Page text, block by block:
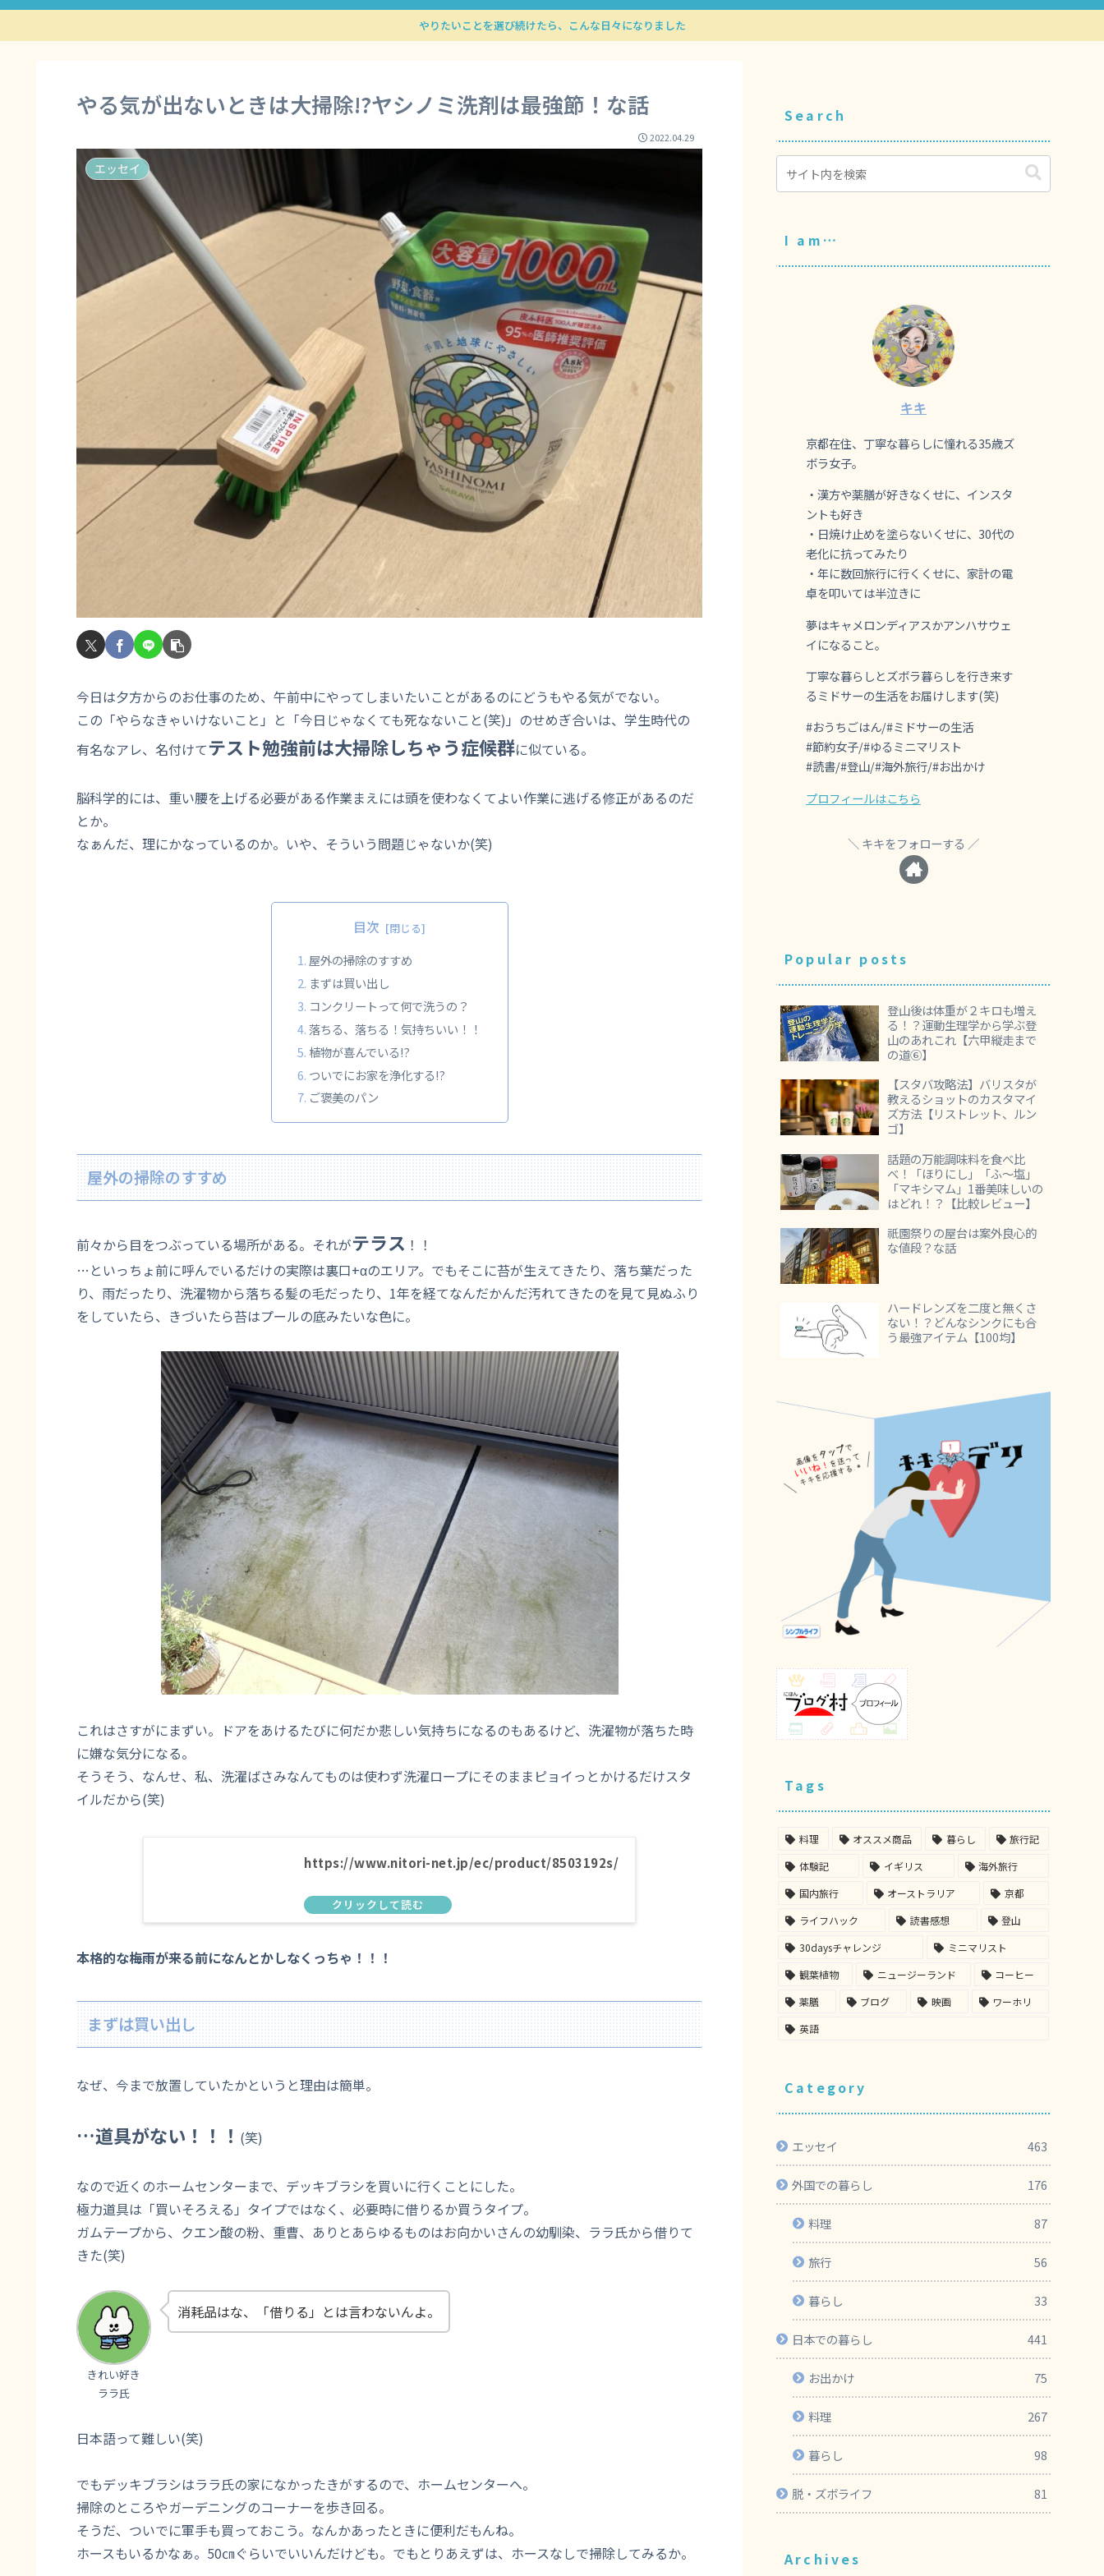
やりたいことを選び続けたら、こんな日々になりました
やる気が出ないときは大掃除!?ヤシノミ洗剤は最強節！な話
2022.04.29
エッセイ
今日は夕方からのお仕事のため、午前中にやってしまいたいことがあるのにどうもやる気がでない。
この「やらなきゃいけないこと」と「今日じゃなくても死なないこと(笑)」のせめぎ合いは、学生時代の
有名なアレ、名付けてテスト勉強前は大掃除しちゃう症候群に似ている。
脳科学的には、重い腰を上げる必要がある作業まえには頭を使わなくてよい作業に逃げる修正があるのだ
とか。
なぁんだ、理にかなっているのか。いや、そういう問題じゃないか(笑)
目次
屋外の掃除のすすめ
まずは買い出し
コンクリートって何で洗うの？
落ちる、落ちる！気持ちいい！！
植物が喜んでいる!?
ついでにお家を浄化する!?
ご褒美のパン
屋外の掃除のすすめ
前々から目をつぶっている場所がある。それがテラス ！！
…といっちょ前に呼んでいるだけの実際は裏口+αのエリア。でもそこに苔が生えてきたり、落ち葉だった
り、雨だったり、洗濯物から落ちる髪の毛だったり、1年を経てなんだかんだ汚れてきたのを見て見ぬふり
をしていたら、きづいたら苔はプールの底みたいな色に。
これはさすがにまずい。ドアをあけるたびに何だか悲しい気持ちになるのもあるけど、洗濯物が落ちた時
に嫌な気分になる。
そうそう、なんせ、私、洗濯ばさみなんてものは使わず洗濯ロープにそのままピョイっとかけるだけスタ
イルだから(笑)
https://www.nitori-net.jp/ec/product/8503192s/
本格的な梅雨が来る前になんとかしなくっちゃ！！！
まずは買い出し
なぜ、今まで放置していたかというと理由は簡単。
…道具がない！！！ (笑)
なので近くのホームセンターまで、デッキブラシを買いに行くことにした。
極力道具は「買いそろえる」タイプではなく、必要時に借りるか買うタイプ。
ガムテープから、クエン酸の粉、重曹、ありとあらゆるものはお向かいさんの幼馴染、ララ氏から借りて
きた(笑)
きれい好き
ララ氏
消耗品はな、「借りる」とは言わないんよ。
日本語って難しい(笑)
でもデッキブラシはララ氏の家になかったきがするので、ホームセンターへ。
掃除のところやガーデニングのコーナーを歩き回る。
そうだ、ついでに軍手も買っておこう。なんかあったときに便利だもんね。
ホースもいるかなぁ。50㎝ぐらいでいいんだけども。でもとりあえずは、ホースなしで掃除してみるか。
Search
I am…
キキ
京都在住、丁寧な暮らしに憧れる35歳ズ
ボラ女子。
・漢方や薬膳が好きなくせに、インスタ
ントも好き
・日焼け止めを塗らないくせに、30代の
老化に抗ってみたり
・年に数回旅行に行くくせに、家計の電
卓を叩いては半泣きに
夢はキャメロンディアスかアンハサウェ
イになること。
丁寧な暮らしとズボラ暮らしを行き来す
るミドサーの生活をお届けします(笑)
#おうちごはん/#ミドサーの生活
#節約女子/#ゆるミニマリスト
#読書/#登山/#海外旅行/#お出かけ
プロフィールはこちら
キキをフォローする
Popular posts
登山後は体重が２キロも増え
る！？運動生理学から学ぶ登
山のあれこれ【六甲縦走まで
の道⑥】
【スタバ攻略法】バリスタが
教えるショットのカスタマイ
ズ方法【リストレット、ルン
ゴ】
話題の万能調味料を食べ比
べ！「ほりにし」「ふ～塩」
「マキシマム」1番美味しいの
はどれ！？【比較レビュー】
祇園祭りの屋台は案外良心的
な値段？な話
ハードレンズを二度と無くさ
ない！？どんなシンクにも合
う最強アイテム【100均】
Tags
料理 オススメ商品 暮らし
旅行記
体験記
イギリス
海外旅行
国内旅行
オーストラリア
京都
ライフハック
読書感想
登山
30daysチャレンジ
ミニマリスト
観葉植物
ニュージーランド
コーヒー
薬膳
ブログ 映画
ワーホリ
英語
Category
エッセイ 463
外国での暮らし 176
料理 87
旅行 56
暮らし 33
日本での暮らし 441
お出かけ 75
料理 267
暮らし 98
脱・ズボライフ 81
Archives